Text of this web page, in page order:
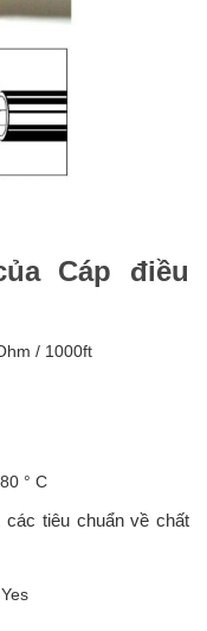
Cáp điều
/ 1000ft
° C
tiêu chuẩn về chất